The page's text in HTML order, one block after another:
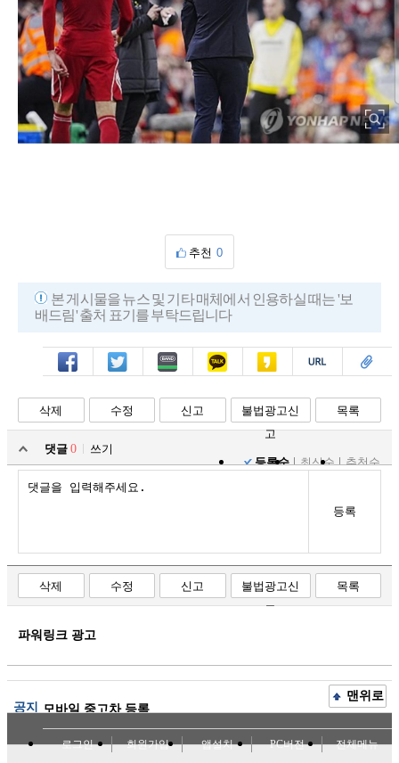
추천 0
본 게시물을 뉴스 및 기타 매체에서 인용하실 때는 '보
배드림' 출처 표기를 부탁드립니다
페북 트윗 밴드 카톡 카스 복사 스크랩
삭제 수정 신고
불법광고신
고
목록
댓글 0
쓰기
등록순
최신순 추천순
등록
삭제 수정 신고
불법광고신
고
목록
파워링크 광고
공지 모바일 중고차 등록
맨위로
로그인 회원가입 앱설치 PC버전 전체메뉴